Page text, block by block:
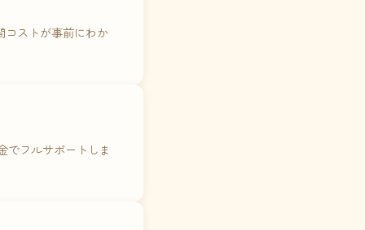
コストが事前にわか
でフルサポートしま